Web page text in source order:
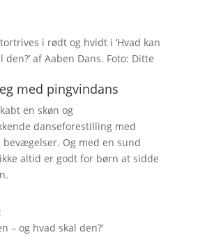
i rødt og hvidt i ’Hvad kan
den?’ af Aaben Dans. Foto: Ditte
med pingvindans
en skøn og
danseforestilling med
bevægelser. Og med en sund
altid er godt for børn at sidde
– og hvad skal den?'